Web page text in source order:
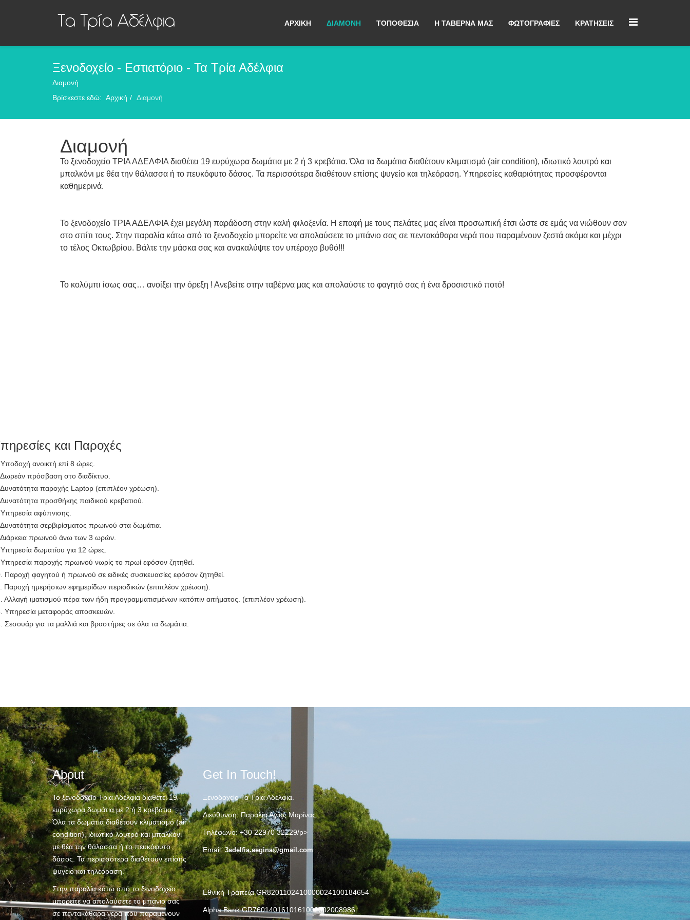
ΑΡΧΙΚΉ ΔΙΑΜΟΝΉ ΤΟΠΟΘΕΣΊΑ Η ΤΑΒΈΡΝΑ ΜΑΣ ΦΩΤΟΓΡΑΦΊΕΣ ΚΡΑΤΉΣΕΙΣ
Ξενοδοχείο - Εστιατόριο - Τα Τρία Αδέλφια
Διαμονή
Βρίσκεστε εδώ: Αρχική Διαμονή
Διαμονή
Το ξενοδοχείο ΤΡΙΑ ΑΔΕΛΦΙΑ διαθέτει 19 ευρύχωρα δωμάτια με 2 ή 3 κρεβάτια. Όλα τα δωμάτια διαθέτουν κλιματισμό (air condition), ιδιωτικό λουτρό και
μπαλκόνι με θέα την θάλασσα ή το πευκόφυτο δάσος. Τα περισσότερα διαθέτουν επίσης ψυγείο και τηλεόραση. Υπηρεσίες καθαριότητας προσφέρονται
καθημερινά.
Το ξενοδοχείο ΤΡΙΑ ΑΔΕΛΦΙΑ έχει μεγάλη παράδοση στην καλή φιλοξενία. Η επαφή με τους πελάτες μας είναι προσωπική έτσι ώστε σε εμάς να νιώθουν σαν
στο σπίτι τους. Στην παραλία κάτω από το ξενοδοχείο μπορείτε να απολαύσετε το μπάνιο σας σε πεντακάθαρα νερά που παραμένουν ζεστά ακόμα και μέχρι
το τέλος Οκτωβρίου. Βάλτε την μάσκα σας και ανακαλύψτε τον υπέροχο βυθό!!!
Το κολύμπι ίσως σας… ανοίξει την όρεξη ! Ανεβείτε στην ταβέρνα μας και απολαύστε το φαγητό σας ή ένα δροσιστικό ποτό!
και Παροχές
ανοικτή επί 8 ώρες.
πρόσβαση στο διαδίκτυο.
παροχής Laptop (επιπλέον χρέωση).
προσθήκης παιδικού κρεβατιού.
αφύπνισης.
σερβιρίσματος πρωινού στα δωμάτια.
πρωινού άνω των 3 ωρών.
δωματίου για 12 ώρες.
παροχής πρωινού νωρίς το πρωί εφόσον ζητηθεί.
Παροχή φαγητού ή πρωινού σε ειδικές συσκευασίες εφόσον ζητηθεί.
Παροχή ημερήσιων εφημερίδων περιοδικών (επιπλέον χρέωση).
Αλλαγή ιματισμού πέρα των ήδη προγραμματισμένων κατόπιν αιτήματος. (επιπλέον χρέωση).
Υπηρεσία μεταφοράς αποσκευών.
Σεσουάρ για τα μαλλιά και βραστήρες σε όλα τα δωμάτια.
About
Το ξενοδοχείο Τρία Αδέλφια διαθέτει 19
ευρύχωρα δωμάτια με 2 ή 3 κρεβάτια.
Όλα τα δωμάτια διαθέτουν κλιματισμό (air
condition), ιδιωτικό λουτρό και μπαλκόνι
με θέα την θάλασσα ή το πευκόφυτο
δάσος. Τα περισσότερα διαθέτουν επίσης
ψυγείο και τηλεόραση.
Στην παραλία κάτω από το ξενοδοχείο
μπορείτε να απολαύσετε το μπάνιο σας
σε πεντακάθαρα νερά που παραμένουν
Get In Touch!
Ξενοδοχείο Τα Τρία Αδέλφια.
Διεύθυνση: Παραλία Αγίας Μαρίνας.
Τηλέφωνο: +30 22970 32229/p>
Email:3adelfia.aegina@gmail.com
Εθνική Τράπεζα GR8201102410000024100184654
Alpha Bank GR7601401610161002002008986